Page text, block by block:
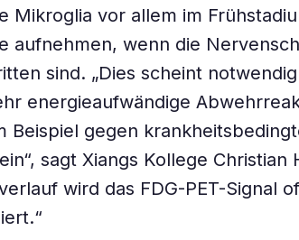
Mikroglia vor allem im
aufnehmen, wenn die
sind. „Dies scheint
energieaufwändige
Beispiel gegen
sagt Xiangs Kollege Christian
wird das FDG-PET-Signal